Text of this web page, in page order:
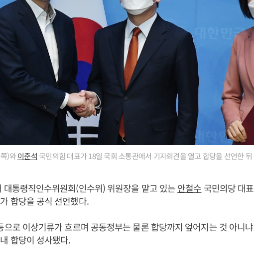
)와이준석 국민의힘 대표가 18일 국회 소통관에서 기자회견을 열고 합당을 선언한 뒤
통령직인수위원회(인수위) 위원장을 맡고 있는안철수 국민의당 대표
합당을 공식 선언했다.
으로 이상기류가 흐르며 공동정부는 물론 합당까지 엎어지는 것 아니냐
합당이 성사됐다.